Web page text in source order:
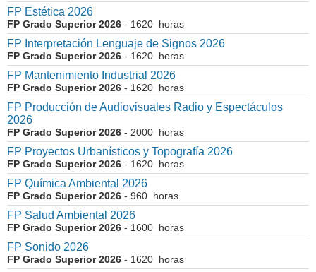
FP Estética 2026
FP Grado Superior 2026 - 1620 horas
FP Interpretación Lenguaje de Signos 2026
FP Grado Superior 2026 - 1620 horas
FP Mantenimiento Industrial 2026
FP Grado Superior 2026 - 1620 horas
FP Producción de Audiovisuales Radio y Espectáculos
2026
FP Grado Superior 2026 - 2000 horas
FP Proyectos Urbanísticos y Topografía 2026
FP Grado Superior 2026 - 1620 horas
FP Química Ambiental 2026
FP Grado Superior 2026 - 960 horas
FP Salud Ambiental 2026
FP Grado Superior 2026 - 1600 horas
FP Sonido 2026
FP Grado Superior 2026 - 1620 horas